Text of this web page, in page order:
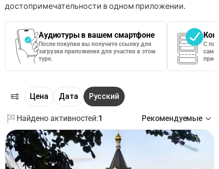
достопримечательности в одном приложении.
Аудиотуры в вашем смартфоне
После покупки вы получите ссылку для
загрузки приложения для участия в этом
туре.
С
сами
Цена Дата Русский
Найдено активностей:1 Рекомендуемые